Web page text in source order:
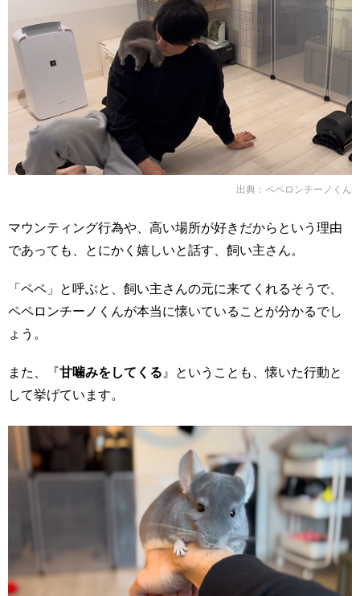
出典： ペペロンチーノくん
マウンティング行為や、高い場所が好きだからという理由
であっても、とにかく嬉しいと話す、飼い主さん。
「ペペ」と呼ぶと、飼い主さんの元に来てくれるそうで、
ペペロンチーノくんが本当に懐いていることが分かるでし
ょう。
また、『甘噛みをしてくる』ということも、懐いた行動と
して挙げています。